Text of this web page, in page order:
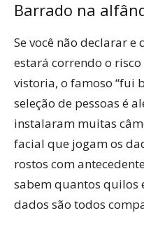
Barrado na
Se você não declarar
estará correndo o
vistoria, o famoso “fui
seleção de pessoas é
instalaram muitas
facial que jogam os
rostos com
sabem quantos quilos
dados são todos